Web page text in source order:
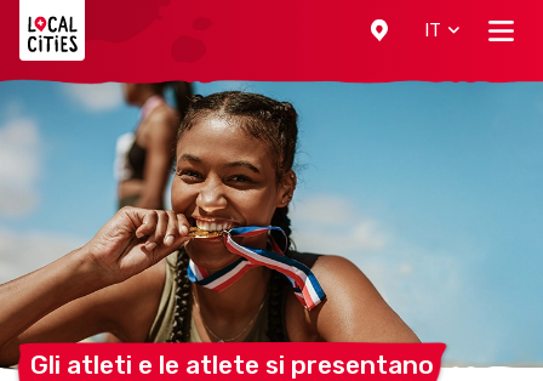
IT
Gli atleti e le atlete si presentano